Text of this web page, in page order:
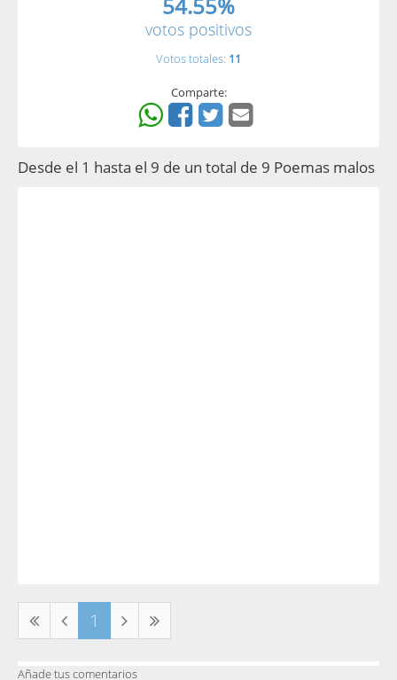
votos positivos
Votos totales: 11
Comparte:
Desde el 1 hasta el 9 de un total de 9 Poemas malos
1
Añade tus comentarios